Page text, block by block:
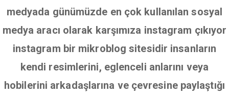
medyada günümüzde en çok kullanılan sosyal
medya aracı olarak karşımıza instagram çıkıyor
instagram bir mikroblog sitesidir insanların
kendi resimlerini, eglenceli anlarını veya
hobilerini arkadaşlarına ve çevresine paylaştığı